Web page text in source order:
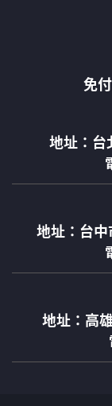
免
地址： 台
地址： 台中
地址： 高